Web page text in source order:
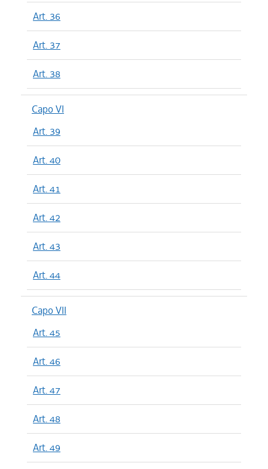
Art. 36
Art. 37
Art. 38
Capo VI
Art. 39
Art. 40
Art. 41
Art. 42
Art. 43
Art. 44
Capo VII
Art. 45
Art. 46
Art. 47
Art. 48
Art. 49